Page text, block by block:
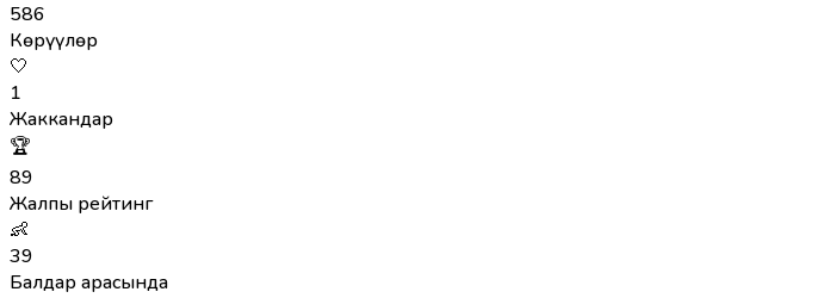
586
Көрүүлөр
🤍
1
Жаккандар
🏆
89
Жалпы рейтинг
👶
39
Балдар арасында